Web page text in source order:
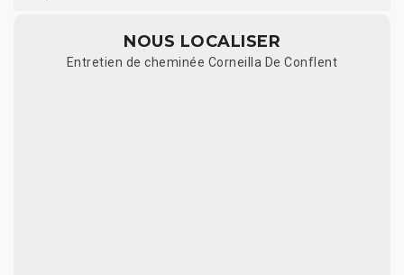
NOUS LOCALISER
Entretien de cheminée Corneilla De Conflent